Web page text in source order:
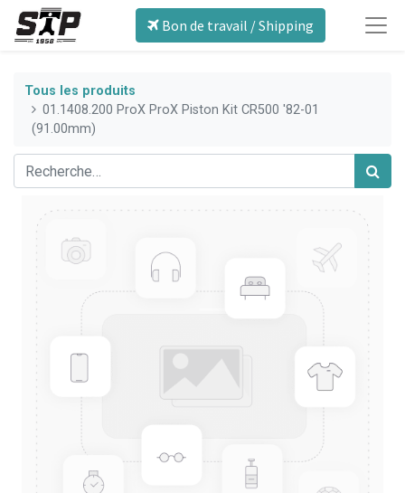
Bon de travail / Shipping
Tous les produits
01.1408.200 ProX ProX Piston Kit CR500 '82-01
(91.00mm)